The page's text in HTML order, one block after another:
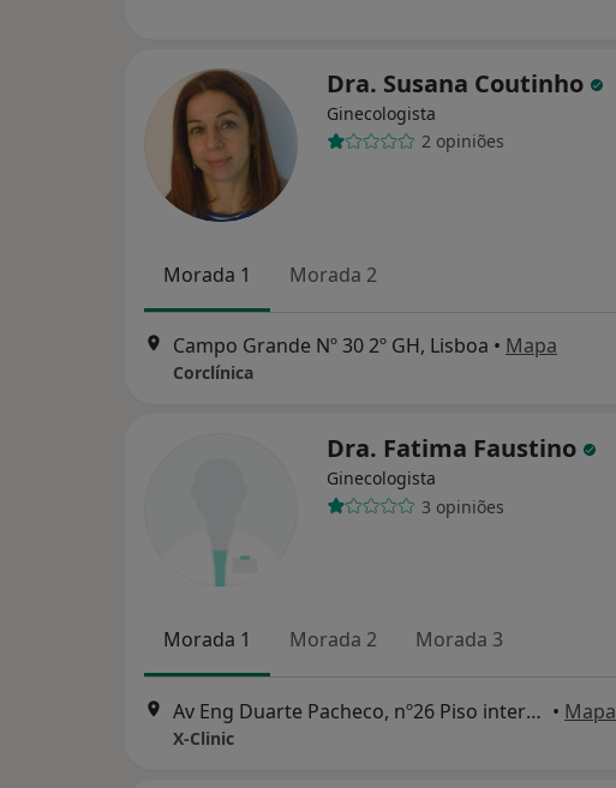
Dra. Susana Coutinho
Ginecologista
2 opiniões
Morada 1 Morada 2
Campo Grande Nº 30 2º GH, Lisboa • Mapa
Corclínica
Dra. Fatima Faustino
Ginecologista
3 opiniões
Morada 1 Morada 2 Morada 3
Av Eng Duarte Pacheco, nº26 Piso intermédio, Lisboa • Mapa
X-Clinic